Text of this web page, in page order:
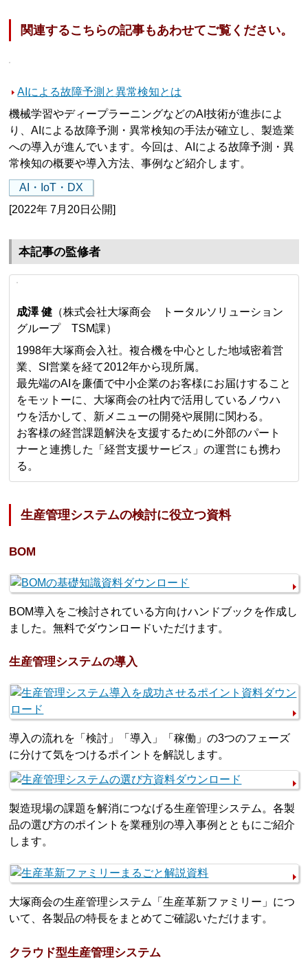
関連するこちらの記事もあわせてご覧ください。
AIによる故障予測と異常検知とは
機械学習やディープラーニングなどのAI技術が進歩によ
り、AIによる故障予測・異常検知の手法が確立し、製造業
への導入が進んでいます。今回は、AIによる故障予測・異
常検知の概要や導入方法、事例など紹介します。
AI・IoT・DX
[2022年 7月20日公開]
本記事の監修者
成澤 健 （株式会社大塚商会 トータルソリューション
グループ TSM課）
1998年大塚商会入社。複合機を中心とした地域密着営
業、SI営業を経て2012年から現所属。
最先端のAIを廉価で中小企業のお客様にお届けすること
をモットーに、大塚商会の社内で活用しているノウハ
ウを活かして、新メニューの開発や展開に関わる。
お客様の経営課題解決を支援するために外部のパート
ナーと連携した「経営支援サービス」の運営にも携わ
る。
生産管理システムの検討に役立つ資料
BOM
BOM導入をご検討されている方向けハンドブックを作成し
ました。無料でダウンロードいただけます。
生産管理システムの導入
導入の流れを「検討」「導入」「稼働」の3つのフェーズ
に分けて気をつけるポイントを解説します。
製造現場の課題を解消につなげる生産管理システム。各製
品の選び方のポイントを業種別の導入事例とともにご紹介
します。
大塚商会の生産管理システム「生産革新ファミリー」につ
いて、各製品の特長をまとめてご確認いただけます。
クラウド型生産管理システム